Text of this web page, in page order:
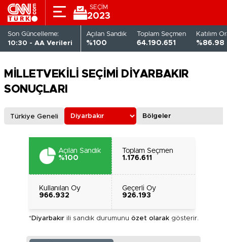
SEÇİM
2023
Son Güncelleme:
10:30 - AA Verileri
Açılan Sandık
%100
Toplam Seçmen
64.190.651
Katılım
%86.98
MİLLETVEKİLİ SEÇİMİ DİYARBAKIR
SONUÇLARI
Türkiye Geneli
Açılan Sandık
%100
Toplam Seçmen
1.176.611
Kullanılan Oy
966.932
Geçerli Oy
926.193
* Diyarbakırili sandık durumunu özet olarakgösterir.